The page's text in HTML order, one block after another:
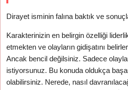
Dirayet isminin falına baktık ve
Karakterinizin en belirgin özelliği
etmekten ve olayların gidişatını
Ancak bencil değilsiniz. Sadece
istiyorsunuz. Bu konuda oldukça
olabilirsiniz. Nerede, nasıl